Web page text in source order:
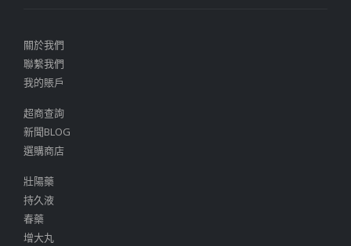
關於我們
聯繫我們
我的賬戶
超商查詢
新聞BLOG
選購商店
壯陽藥
持久液
春藥
增大丸